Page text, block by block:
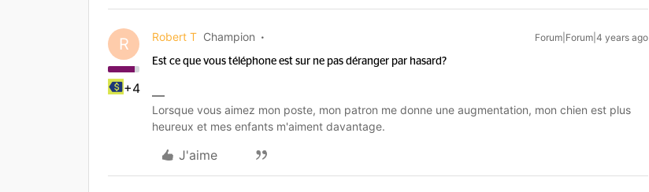
R
+4
Robert T Champion Forum|Forum|4 years ago
Est ce que vous téléphone est sur ne pas déranger par hasard?
Lorsque vous aimez mon poste, mon patron me donne une augmentation, mon chien est plus
heureux et mes enfants m'aiment davantage.
J'aime